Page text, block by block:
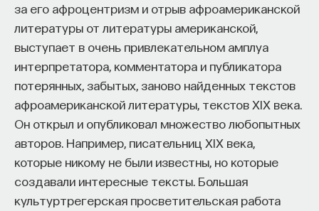
за его афроцентризм и отрыв афроамериканской
литературы от литературы американской,
выступает в очень привлекательном амплуа
интерпретатора, комментатора и публикатора
потерянных, забытых, заново найденных текстов
афроамериканской литературы, текстов XIX века.
Он открыл и опубликовал множество любопытных
авторов. Например, писательниц XIX века,
которые никому не были известны, но которые
создавали интересные тексты. Большая
культуртрегерская просветительская работа